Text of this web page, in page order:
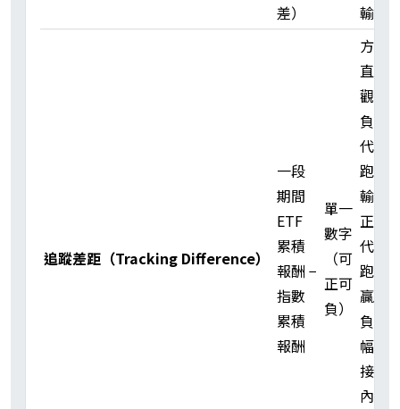
差）
輸
追蹤差距（Tracking Difference）
一段
期間
ETF
累積
報酬 −
指數
累積
報酬
單一
數字
（可
正可
負）
方向
直
觀：
負值
代表
跑
輸、
正值
代表
跑
贏；
負值
幅度
接近
內扣